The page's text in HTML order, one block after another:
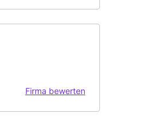
Firma bewerten